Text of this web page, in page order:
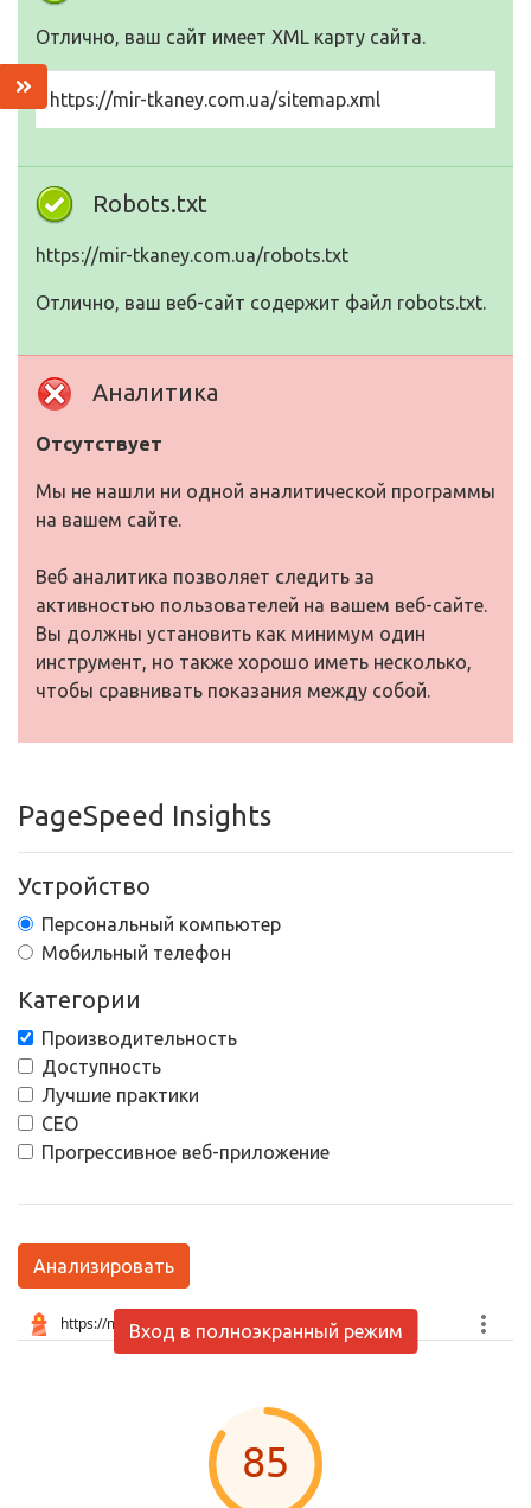
Отлично, ваш сайт имеет XML карту сайта.
https://mir-tkaney.com.ua/sitemap.xml
Robots.txt
https://mir-tkaney.com.ua/robots.txt
Отлично, ваш веб-сайт содержит файл robots.txt.
Аналитика
Отсутствует
Мы не нашли ни одной аналитической программы
на вашем сайте.
Веб аналитика позволяет следить за
активностью пользователей на вашем веб-сайте.
Вы должны установить как минимум один
инструмент, но также хорошо иметь несколько,
чтобы сравнивать показания между собой.
PageSpeed Insights
Устройство
Персональный компьютер
Мобильный телефон
Категории
Производительность
Доступность
Лучшие практики
СЕО
Прогрессивное веб-приложение
Анализировать
Вход в полноэкранный режим